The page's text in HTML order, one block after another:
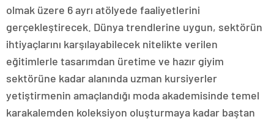
olmak üzere 6 ayrı atölyede faaliyetlerini
gerçekleştirecek. Dünya trendlerine uygun, sektörün
ihtiyaçlarını karşılayabilecek nitelikte verilen
eğitimlerle tasarımdan üretime ve hazır giyim
sektörüne kadar alanında uzman kursiyerler
yetiştirmenin amaçlandığı moda akademisinde temel
karakalemden koleksiyon oluşturmaya kadar baştan